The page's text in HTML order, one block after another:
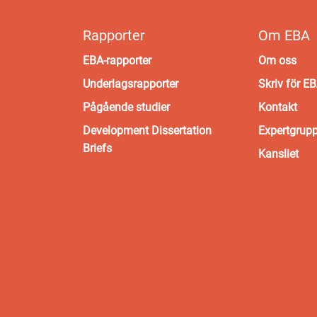
Rapporter
EBA-rapporter
Underlagsrapporter
Pågående studier
Development Dissertation
Briefs
Om EBA
Om oss
Skriv för
Kontakt
Kansliet